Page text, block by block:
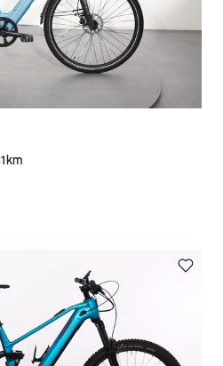
km